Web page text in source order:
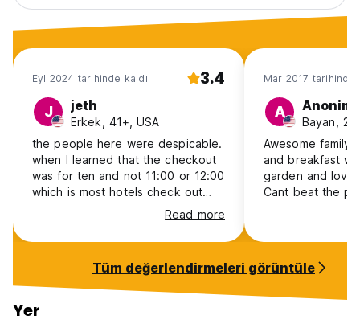
Eyl 2024 tarihinde kaldı 3.4
J jeth
Erkek, 41+, USA
the people here were despicable.
when I learned that the checkout
was for ten and not 11:00 or 12:00
which is most hotels check out
and when I expressed I might
have an issue with that, because I
am disabled, they actually
unbelievable. I have never been
threatened to have the police
enforce a check out. Pretty funny.
So I am waiting for the police. and
Read more
Mar 2017 tarihinde
A Anonim
Bayan,
Awesome family,
and breakfast
garden and
Cant beat the
Tüm değerlendirmeleri görüntüle
Yer